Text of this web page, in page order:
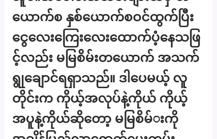
ယောက်စ နှစ်ယောက်စဝင်ထွက်ပြီး
ငွေလေးကြေးလေးထောက်ပံ့နေသဖြ
င့်လည်း မမြစိမ်းတယောက် အသက်
ရွုချောင်ရရှာသည်။ ဒါပေမယ့် လူ
တိုင်းက ကိုယ့်အလုပ်နဲ့ကိုယ် ကိုယ့်
အပူနဲ့ကိုယ်ဆိုတော့ မမြစိမ်းကို